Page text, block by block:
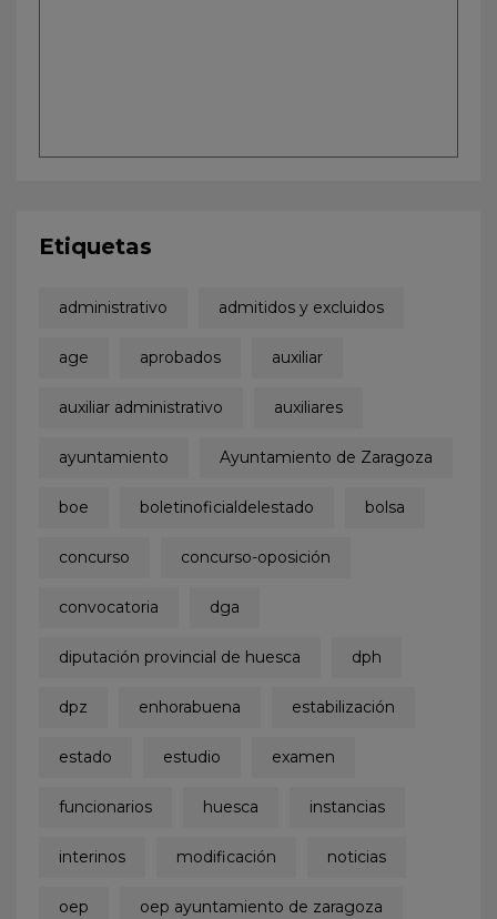
Etiquetas
administrativo admitidos y excluidos
age aprobados auxiliar
auxiliar administrativo auxiliares
ayuntamiento Ayuntamiento de Zaragoza
boe boletinoficialdelestado bolsa
concurso concurso-oposición
convocatoria dga
diputación provincial de huesca dph
dpz enhorabuena estabilización
estado estudio examen
funcionarios huesca instancias
interinos modificación noticias
oep oep ayuntamiento de zaragoza